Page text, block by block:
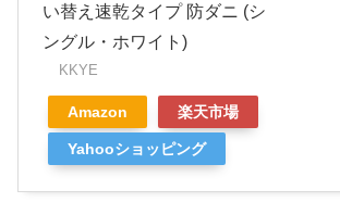
い替え速乾タイプ 防ダニ (シ
ングル・ホワイト)
KKYE
Amazon 楽天市場
Yahooショッピング